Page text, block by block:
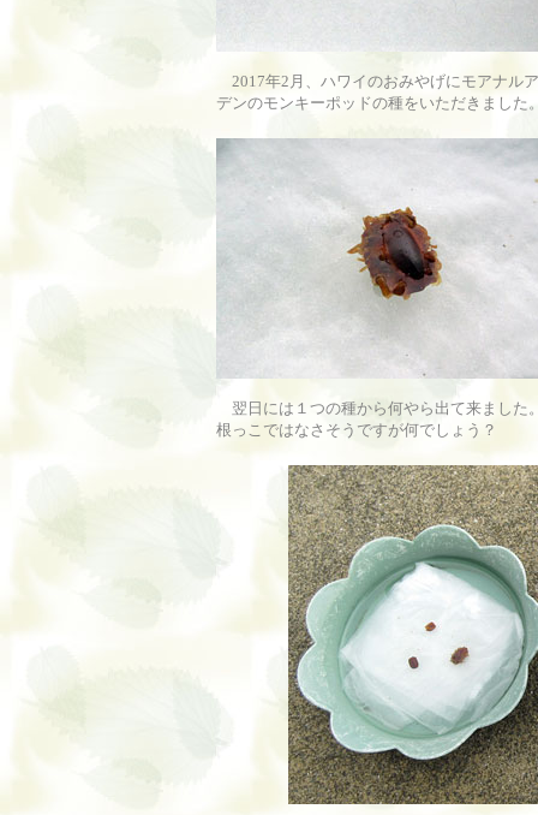
2017年2月、ハワイのおみやげにモアナル
デンのモンキーポッドの種をいただきました
翌日には１つの種から何やら出て来ました
根っこではなさそうですが何でしょう？